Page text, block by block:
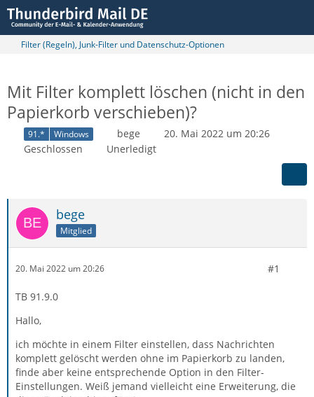
Filter (Regeln), Junk-Filter und Datenschutz-Optionen
Mit Filter komplett löschen (nicht in den
Papierkorb verschieben)?
91.* Windows bege
20. Mai 2022 um 20:26
Geschlossen
Unerledigt
bege
Mitglied
20. Mai 2022 um 20:26 #1
TB 91.9.0
Hallo,
ich möchte in einem Filter einstellen, dass Nachrichten
komplett gelöscht werden ohne im Papierkorb zu landen,
finde aber keine entsprechende Option in den Filter-
Einstellungen. Weiß jemand vielleicht eine Erweiterung, die